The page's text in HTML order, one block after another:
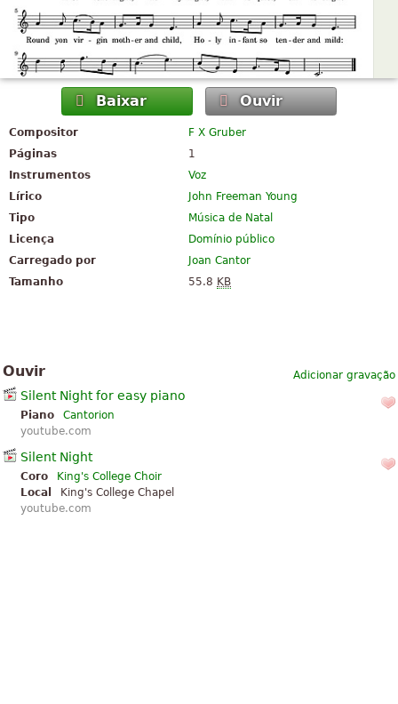
Baixar Ouvir
Compositor
F X Gruber
Páginas
1
Instrumentos
Voz
Lírico
John Freeman Young
Tipo
Música de Natal
Licença
Domínio público
Carregado por
Joan Cantor
Tamanho
55.8 KB
Adicionar gravação
Ouvir
Silent Night for easy piano
Piano
Cantorion
youtube.com
Silent Night
Coro
King's College Choir
Local
King's College Chapel
youtube.com